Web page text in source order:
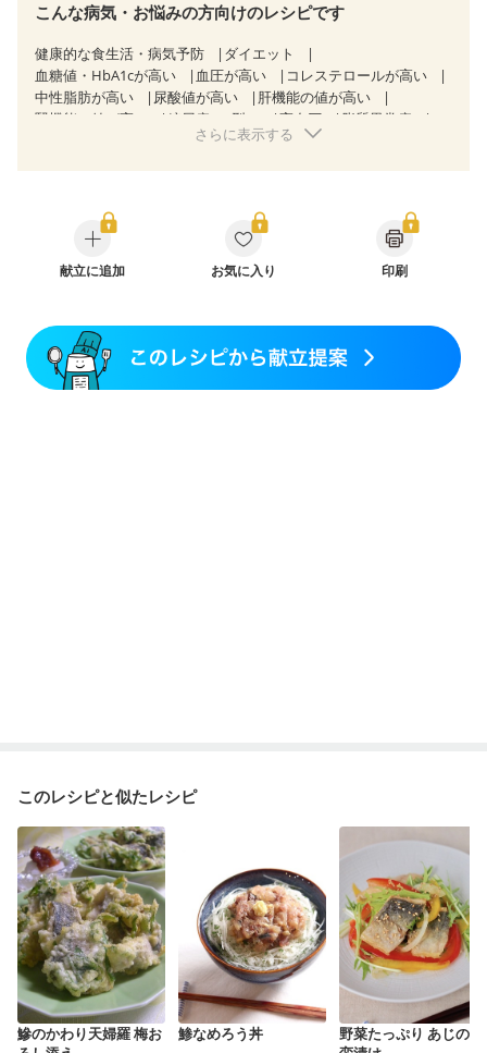
こんな病気・お悩みの方向けのレシピです
健康的な食生活・病気予防
ダイエット
血糖値・HbA1cが高い
血圧が高い
コレステロールが高い
中性脂肪が高い
尿酸値が高い
肝機能の値が高い
腎機能の値が高い
糖尿病（2型） 高血圧
脂質異常症
狭心症 心筋梗塞
糖尿病性腎症（第３期）
CKD（ステージ１）
CKD（ステージ２）
CKD（ステージ３a）
CKD（ステージ３b）
透析
乳がん（抗がん剤治療中）
飲み込みにくい
妊婦健診・体重増加が気になる（初期）
妊婦健診・血圧が気になる（初期）
さらに表示する
献立に追加 お気に入り 印刷
このレシピと似たレシピ
鰺のかわり天婦羅 梅お
鯵なめろう丼
野菜たっぷり あじの南